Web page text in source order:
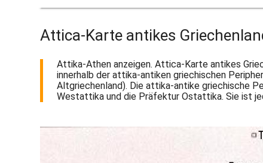
Attica-Karte antikes
Attika-Athen anzeigen. Attica-Karte antikes
innerhalb der attika-antiken griechischen
Altgriechenland). Die attika-antike griechische
Westattika und die Präfektur Ostattika. Sie ist